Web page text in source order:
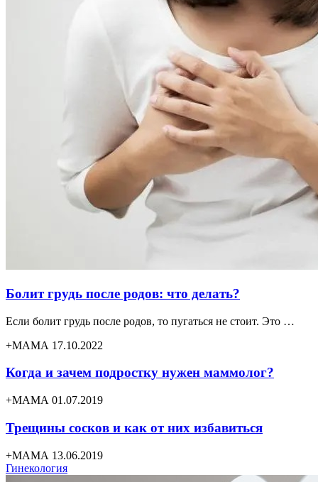
Болит грудь после родов: что делать?
Если болит грудь после родов, то пугаться не стоит. Это …
+МАМА 17.10.2022
Когда и зачем подростку нужен маммолог?
+МАМА 01.07.2019
Трещины сосков и как от них избавиться
+МАМА 13.06.2019
Гинекология